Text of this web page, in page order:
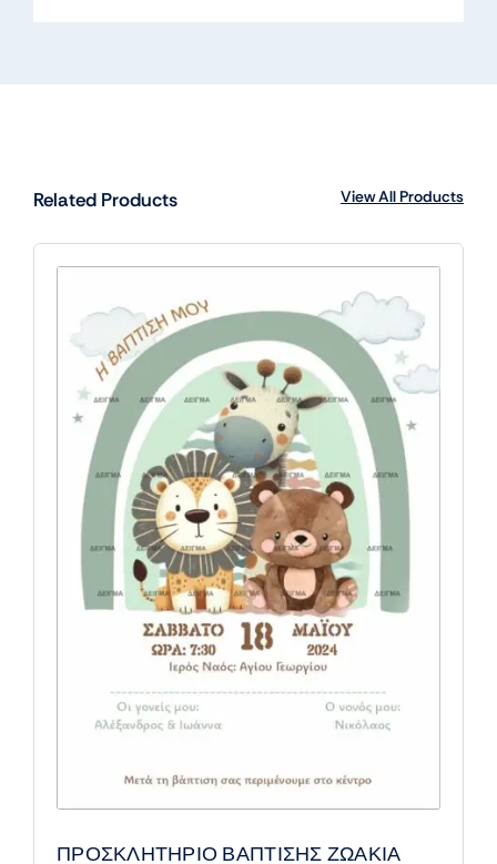
Related Products View All Products
ΠΡΟΣΚΛΗΤΗΡΙΟ ΒΑΠΤΙΣΗΣ ΖΩΑΚΙΑ